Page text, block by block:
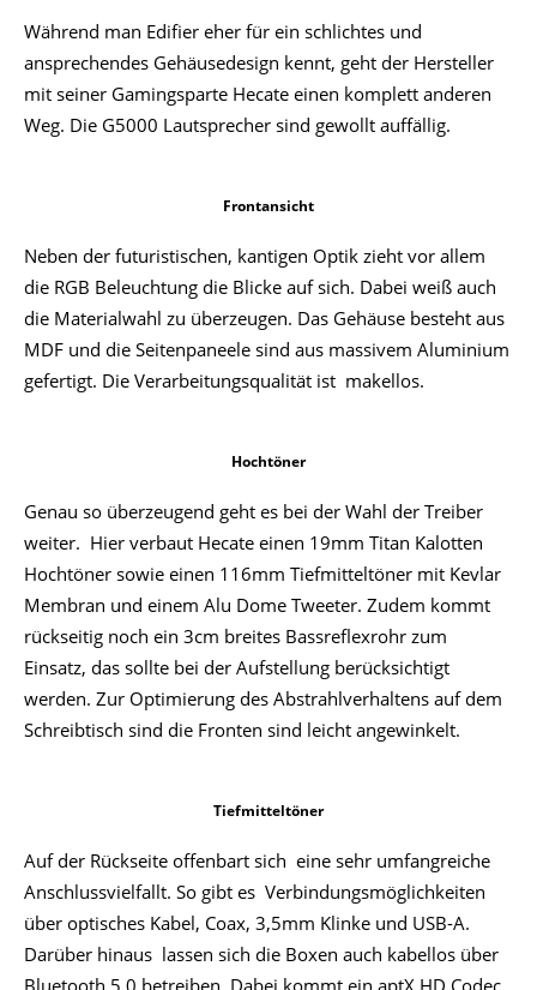
Während man Edifier eher für ein schlichtes und
ansprechendes Gehäusedesign kennt, geht der Hersteller
mit seiner Gamingsparte Hecate einen komplett anderen
Weg. Die G5000 Lautsprecher sind gewollt auffällig.
Frontansicht
Neben der futuristischen, kantigen Optik zieht vor allem
die RGB Beleuchtung die Blicke auf sich. Dabei weiß auch
die Materialwahl zu überzeugen. Das Gehäuse besteht aus
MDF und die Seitenpaneele sind aus massivem Aluminium
gefertigt. Die Verarbeitungsqualität ist makellos.
Hochtöner
Genau so überzeugend geht es bei der Wahl der Treiber
weiter. Hier verbaut Hecate einen 19mm Titan Kalotten
Hochtöner sowie einen 116mm Tiefmitteltöner mit Kevlar
Membran und einem Alu Dome Tweeter. Zudem kommt
rückseitig noch ein 3cm breites Bassreflexrohr zum
Einsatz, das sollte bei der Aufstellung berücksichtigt
werden. Zur Optimierung des Abstrahlverhaltens auf dem
Schreibtisch sind die Fronten sind leicht angewinkelt.
Tiefmitteltöner
Auf der Rückseite offenbart sich eine sehr umfangreiche
Anschlussvielfallt. So gibt es Verbindungsmöglichkeiten
über optisches Kabel, Coax, 3,5mm Klinke und USB-A.
Darüber hinaus lassen sich die Boxen auch kabellos über
Bluetooth 5.0 betreiben. Dabei kommt ein aptX HD Codec